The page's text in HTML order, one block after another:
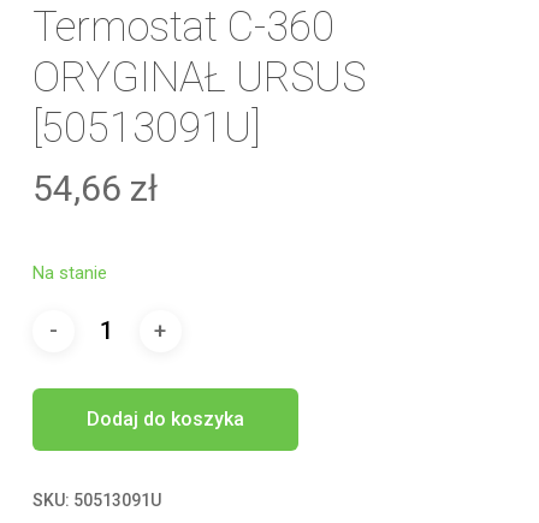
Termostat C-360
ORYGINAŁ URSUS
[50513091U]
54,66 zł
Na stanie
Dodaj do koszyka
SKU: 50513091U